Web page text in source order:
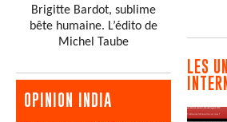
Brigitte Bardot, sublime
bête humaine. L’édito de
Michel Taube
OPINION INDIA
LES